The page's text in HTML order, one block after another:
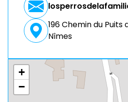
196 Chemin du Puits
Nîmes
+
−